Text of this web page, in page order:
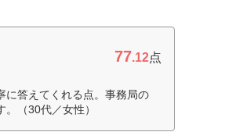
77.12点
に答えてくれる点。事務局の
（30代／女性）